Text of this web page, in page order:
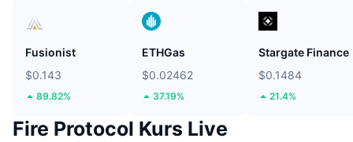
Fusionist
$0.143
89.82%
ETHGas
$0.02462
37.19%
Stargate Finance
$0.1484
21.4%
Fire Protocol Kurs Live